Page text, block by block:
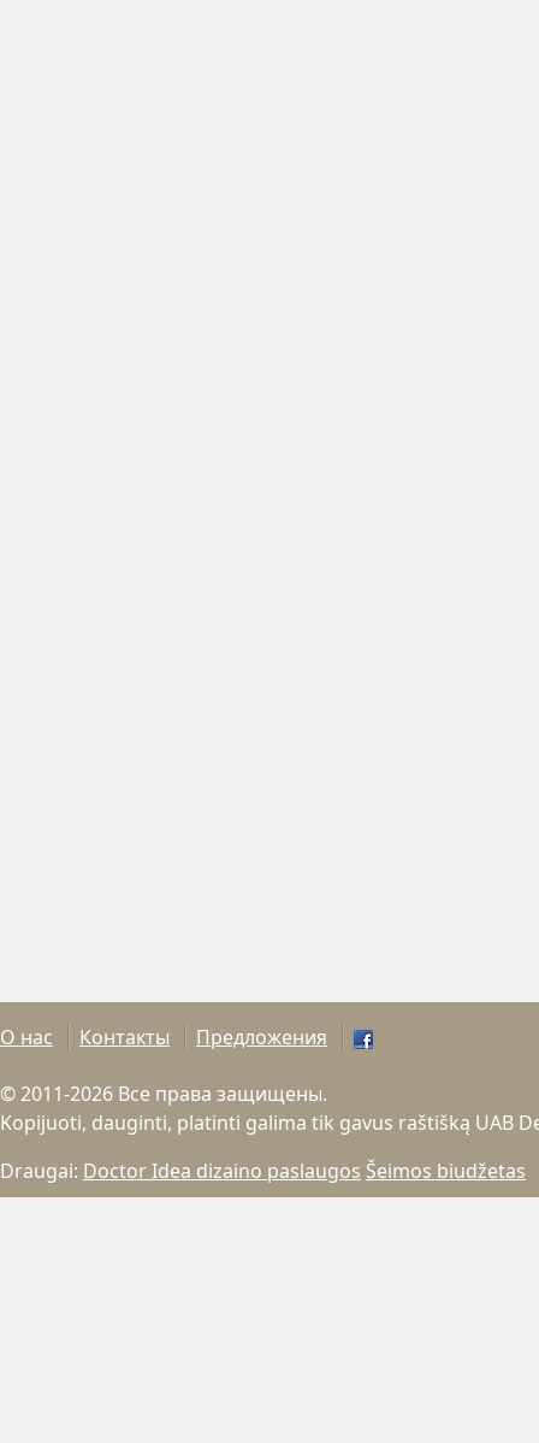
О нас Контакты Предложения
© 2011-2026 Все права защищены.
Kopijuoti, dauginti, platinti galima tik gavus raštišką UAB
Draugai: Doctor Idea dizaino paslaugos Šeimos biudžetas